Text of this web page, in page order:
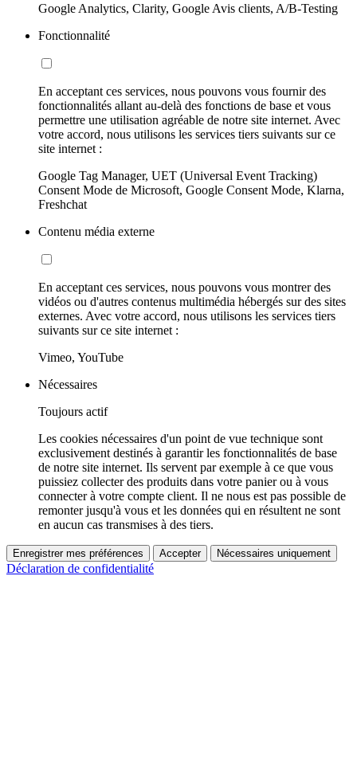
Google Analytics, Clarity, Google Avis clients, A/B-Testing
Fonctionnalité
En acceptant ces services, nous pouvons vous fournir des
fonctionnalités allant au-delà des fonctions de base et vous
permettre une utilisation agréable de notre site internet. Avec
votre accord, nous utilisons les services tiers suivants sur ce
site internet :
Google Tag Manager, UET (Universal Event Tracking)
Consent Mode de Microsoft, Google Consent Mode, Klarna,
Freshchat
Contenu média externe
En acceptant ces services, nous pouvons vous montrer des
vidéos ou d'autres contenus multimédia hébergés sur des sites
externes. Avec votre accord, nous utilisons les services tiers
suivants sur ce site internet :
Vimeo, YouTube
Nécessaires
Toujours actif
Les cookies nécessaires d'un point de vue technique sont
exclusivement destinés à garantir les fonctionnalités de base
de notre site internet. Ils servent par exemple à ce que vous
puissiez collecter des produits dans votre panier ou à vous
connecter à votre compte client. Il ne nous est pas possible de
remonter jusqu'à vous et les données qui en résultent ne sont
en aucun cas transmises à des tiers.
Enregistrer mes préférences Accepter Nécessaires uniquement
Déclaration de confidentialité